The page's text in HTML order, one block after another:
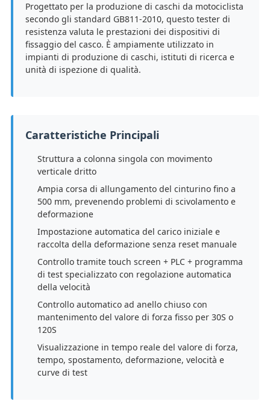
Progettato per la produzione di caschi da motociclista
secondo gli standard GB811-2010, questo tester di
resistenza valuta le prestazioni dei dispositivi di
fissaggio del casco. È ampiamente utilizzato in
impianti di produzione di caschi, istituti di ricerca e
unità di ispezione di qualità.
Caratteristiche Principali
Struttura a colonna singola con movimento
verticale dritto
Ampia corsa di allungamento del cinturino fino a
500 mm, prevenendo problemi di scivolamento e
deformazione
Impostazione automatica del carico iniziale e
raccolta della deformazione senza reset manuale
Controllo tramite touch screen + PLC + programma
di test specializzato con regolazione automatica
della velocità
Controllo automatico ad anello chiuso con
mantenimento del valore di forza fisso per 30S o
120S
Visualizzazione in tempo reale del valore di forza,
tempo, spostamento, deformazione, velocità e
curve di test